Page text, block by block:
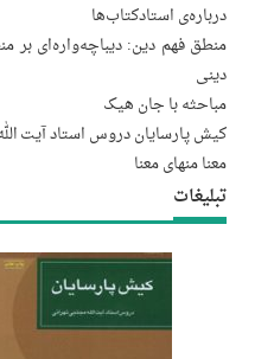
درباره‌‌ی استادکتاب‌ها
منطق فهم دین: دیباچه‌واره‌ای بر
دینی
مباحثه با جان هیک
کیش پارسایان دروس استاد آیت
معنا منهای معنا
تبلیغات